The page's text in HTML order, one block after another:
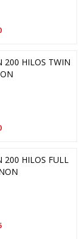
200 HILOS TWIN
200 HILOS FULL